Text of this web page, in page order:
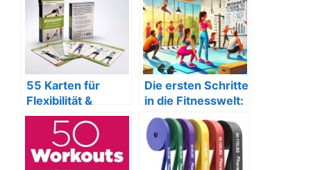
55 Karten für
Flexibilität &
Muskelentspannu
ng von Ronald.
Die ersten Schritte
in die Fitnesswelt:
Ein
Anfängerleitfaden